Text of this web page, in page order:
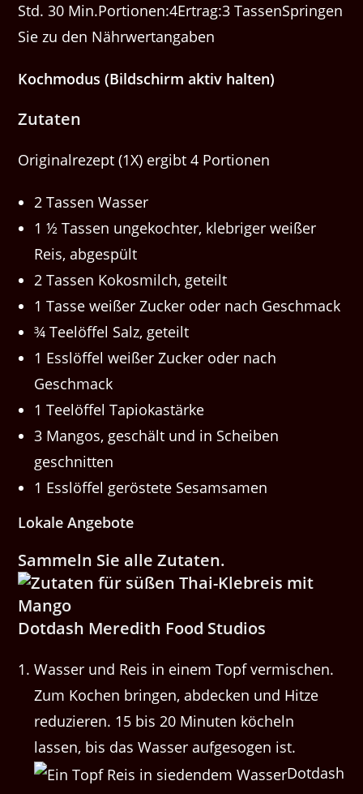
Std. 30 Min.Portionen:4Ertrag:3 TassenSpringen
Sie zu den Nährwertangaben
Kochmodus (Bildschirm aktiv halten)
Zutaten
Originalrezept (1X) ergibt 4 Portionen
2 Tassen Wasser
1 ½ Tassen ungekochter, klebriger weißer
Reis, abgespült
2 Tassen Kokosmilch, geteilt
1 Tasse weißer Zucker oder nach Geschmack
¾ Teelöffel Salz, geteilt
1 Esslöffel weißer Zucker oder nach
Geschmack
1 Teelöffel Tapiokastärke
3 Mangos, geschält und in Scheiben
geschnitten
1 Esslöffel geröstete Sesamsamen
Lokale Angebote
Sammeln Sie alle Zutaten.
Dotdash Meredith Food Studios
Wasser und Reis in einem Topf vermischen.
Zum Kochen bringen, abdecken und Hitze
reduzieren. 15 bis 20 Minuten köcheln
lassen, bis das Wasser aufgesogen ist.
Dotdash